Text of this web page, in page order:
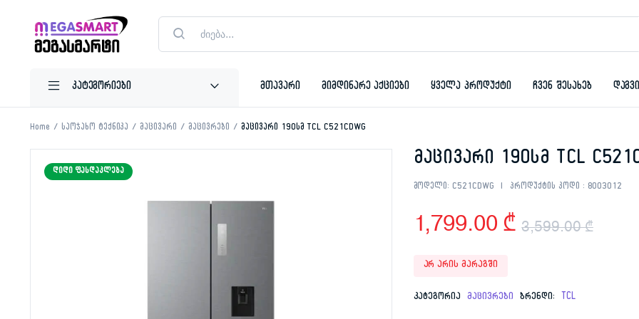
Products
search
მთავარი მიმდინარე აქციები ყველა პროდუქტი ჩვენ შესახებ
Home საოჯახო ტექნიკა მაცივარი მაცივრები მაცივარი 190სმ TCL C521CDWG
ᲓᲘᲓᲘ ᲤᲐᲡᲓᲐᲙᲚᲔᲑᲐ მაცივარი 190სმ TCL
მოდელი: C521CDWG პროდუქტის კოდი : 8003012
3,599.00₾
1,799.00 ₾
არ არის მარაგში
კატეგორია მაცივრები ბრენდი: TCL